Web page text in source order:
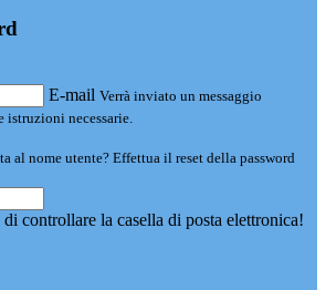
E-mail Verrà inviato un messaggio
necessarie.
al nome utente? Effettua il reset della password
controllare la casella di posta elettronica!